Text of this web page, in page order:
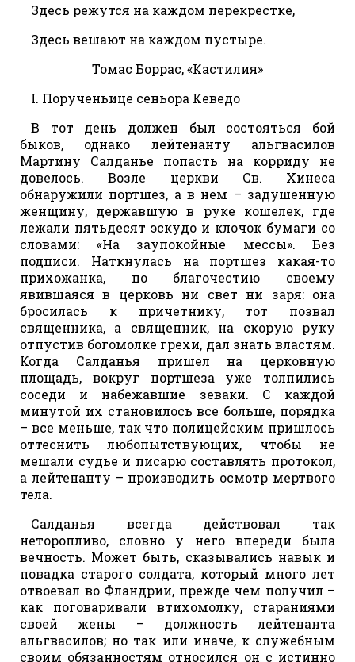
Здесь режутся на каждом перекрестке,
Здесь вешают на каждом пустыре.
Томас Боррас, «Кастилия»
I. Порученьице сеньора Кеведо
В тот день должен был состояться бой
быков, однако лейтенанту альгвасилов
Мартину Салданье попасть на корриду не
довелось. Возле церкви Св. Хинеса
обнаружили портшез, а в нем – задушенную
женщину, державшую в руке кошелек, где
лежали пятьдесят эскудо и клочок бумаги со
словами: «На заупокойные мессы». Без
подписи. Наткнулась на портшез какая-то
прихожанка, по благочестию своему
явившаяся в церковь ни свет ни заря: она
бросилась к причетнику, тот позвал
священника, а священник, на скорую руку
отпустив богомолке грехи, дал знать властям.
Когда Салданья пришел на церковную
площадь, вокруг портшеза уже толпились
соседи и набежавшие зеваки. С каждой
минутой их становилось все больше, порядка
– все меньше, так что полицейским пришлось
оттеснить любопытствующих, чтобы не
мешали судье и писарю составлять протокол,
а лейтенанту – производить осмотр мертвого
тела.
Салданья всегда действовал так
неторопливо, словно у него впереди была
вечность. Может быть, сказывались навык и
повадка старого солдата, который много лет
отвоевал во Фландрии, прежде чем получил –
как поговаривали втихомолку, стараниями
своей жены – должность лейтенанта
альгвасилов; но так или иначе, к служебным
своим обязанностям относился он с истинно